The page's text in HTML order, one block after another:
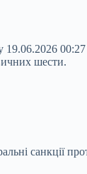
19.06.2026
шести.
санкції